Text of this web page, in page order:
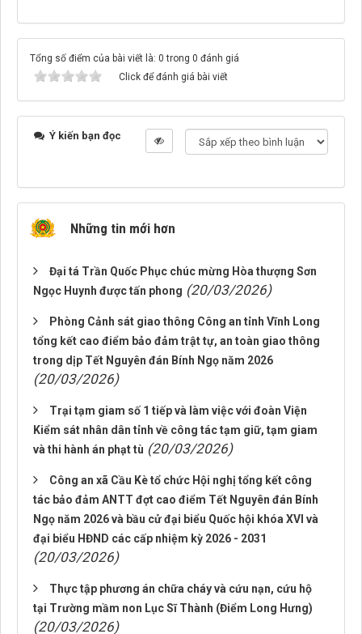
Tổng số điểm của bài viết là: 0 trong 0 đánh giá
Click để đánh giá bài viết
Ý kiến bạn đọc
Những tin mới hơn
Đại tá Trần Quốc Phục chúc mừng Hòa thượng Sơn
Ngọc Huynh được tấn phong (20/03/2026)
Phòng Cảnh sát giao thông Công an tỉnh Vĩnh Long
tổng kết cao điểm bảo đảm trật tự, an toàn giao thông
trong dịp Tết Nguyên đán Bính Ngọ năm 2026
(20/03/2026)
Trại tạm giam số 1 tiếp và làm việc với đoàn Viện
Kiểm sát nhân dân tỉnh về công tác tạm giữ, tạm giam
và thi hành án phạt tù (20/03/2026)
Công an xã Cầu Kè tổ chức Hội nghị tổng kết công
tác bảo đảm ANTT đợt cao điểm Tết Nguyên đán Bính
Ngọ năm 2026 và bầu cử đại biểu Quốc hội khóa XVI và
đại biểu HĐND các cấp nhiệm kỳ 2026 - 2031
(20/03/2026)
Thực tập phương án chữa cháy và cứu nạn, cứu hộ
tại Trường mầm non Lục Sĩ Thành (Điểm Long Hưng)
(20/03/2026)